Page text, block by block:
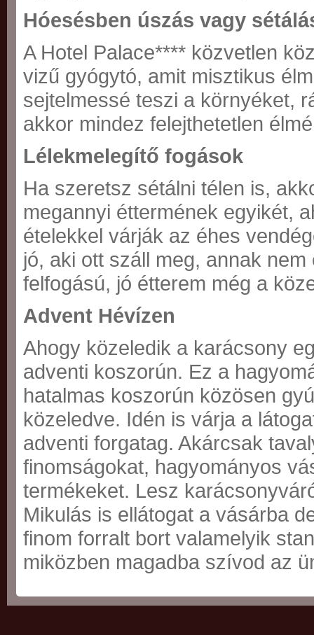
Hóesésben úszás vagy
A Hotel Palace**** közvetlen
vizű gyógytó, amit misztikus
sejtelmessé teszi a környéket,
akkor mindez felejthetetlen
Lélekmelegítő fogások
Ha szeretsz sétálni télen is,
megannyi éttermének egyikét,
ételekkel várják az éhes
jó, aki ott száll meg, annak
felfogású, jó étterem még a
Advent Hévízen
Ahogy közeledik a karácsony
adventi koszorún. Ez a
hatalmas koszorún közösen
közeledve. Idén is várja a
adventi forgatag. Akárcsak
finomságokat, hagyományos
termékeket. Lesz
Mikulás is ellátogat a vásárba
finom forralt bort valamelyik
miközben magadba szívod az